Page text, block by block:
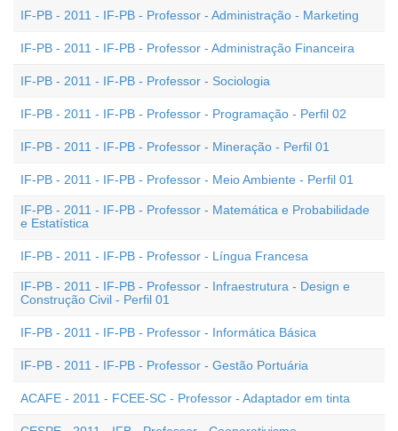
IF-PB - 2011 - IF-PB - Professor - Administração - Marketing
IF-PB - 2011 - IF-PB - Professor - Administração Financeira
IF-PB - 2011 - IF-PB - Professor - Sociologia
IF-PB - 2011 - IF-PB - Professor - Programação - Perfil 02
IF-PB - 2011 - IF-PB - Professor - Mineração - Perfil 01
IF-PB - 2011 - IF-PB - Professor - Meio Ambiente - Perfil 01
IF-PB - 2011 - IF-PB - Professor - Matemática e Probabilidade
e Estatística
IF-PB - 2011 - IF-PB - Professor - Língua Francesa
IF-PB - 2011 - IF-PB - Professor - Infraestrutura - Design e
Construção Civil - Perfil 01
IF-PB - 2011 - IF-PB - Professor - Informática Básica
IF-PB - 2011 - IF-PB - Professor - Gestão Portuária
ACAFE - 2011 - FCEE-SC - Professor - Adaptador em tinta